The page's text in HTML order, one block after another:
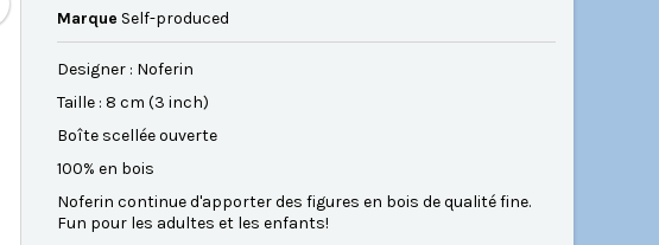
Marque Self-produced
Designer : Noferin
Taille : 8 cm (3 inch)
Boîte scellée ouverte
100% en bois
Noferin continue d'apporter des figures en bois de qualité fine.
Fun pour les adultes et les enfants!